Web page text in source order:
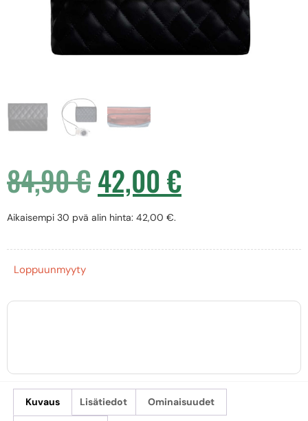
84,90€42,00€
Aikaisempi 30 pvä alin hinta: 42,00 €.
Loppuunmyyty
Kuvaus Lisätiedot Ominaisuudet